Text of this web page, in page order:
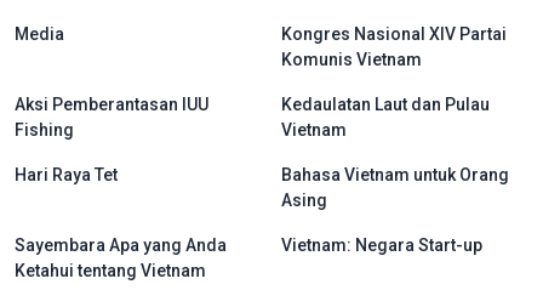
Media
Kongres Nasional XIV Partai
Komunis Vietnam
Aksi Pemberantasan IUU
Fishing
Kedaulatan Laut dan Pulau
Vietnam
Hari Raya Tet
Bahasa Vietnam untuk Orang
Asing
Sayembara Apa yang Anda
Ketahui tentang Vietnam
Vietnam: Negara Start-up